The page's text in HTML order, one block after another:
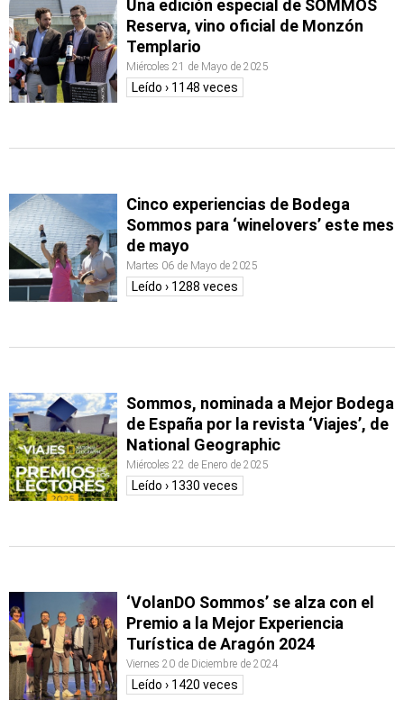
Una edición especial de SOMMOS
Reserva, vino oficial de Monzón
Templario
Miércoles 21 de Mayo de 2025
Leído › 1148 veces
Cinco experiencias de Bodega
Sommos para ‘winelovers’ este mes
de mayo
Martes 06 de Mayo de 2025
Leído › 1288 veces
Sommos, nominada a Mejor Bodega
de España por la revista ‘Viajes’, de
National Geographic
Miércoles 22 de Enero de 2025
Leído › 1330 veces
‘VolanDO Sommos’ se alza con el
Premio a la Mejor Experiencia
Turística de Aragón 2024
Viernes 20 de Diciembre de 2024
Leído › 1420 veces